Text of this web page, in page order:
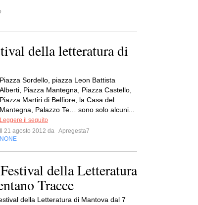
della letteratura di
Piazza Sordello, piazza Leon Battista
Alberti, Piazza Mantegna, Piazza Castello,
Piazza Martiri di Belfiore, la Casa del
Mantegna, Palazzo Te… sono solo alcuni...
Leggere il seguito
Il 21 agosto 2012 da Apregesta7
NONE
della Letteratura
Tracce
della Letteratura di Mantova dal 7